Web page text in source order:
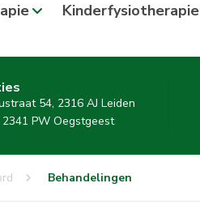
Kinderfysiotherapie
54, 2316 AJ Leiden
PW Oegstgeest
Behandelingen